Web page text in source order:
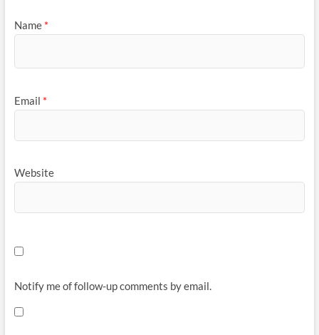
Name *
Email *
Website
Notify me of follow-up comments by email.